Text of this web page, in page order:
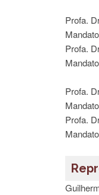
Profa.
Profa.
Profa.
Profa.